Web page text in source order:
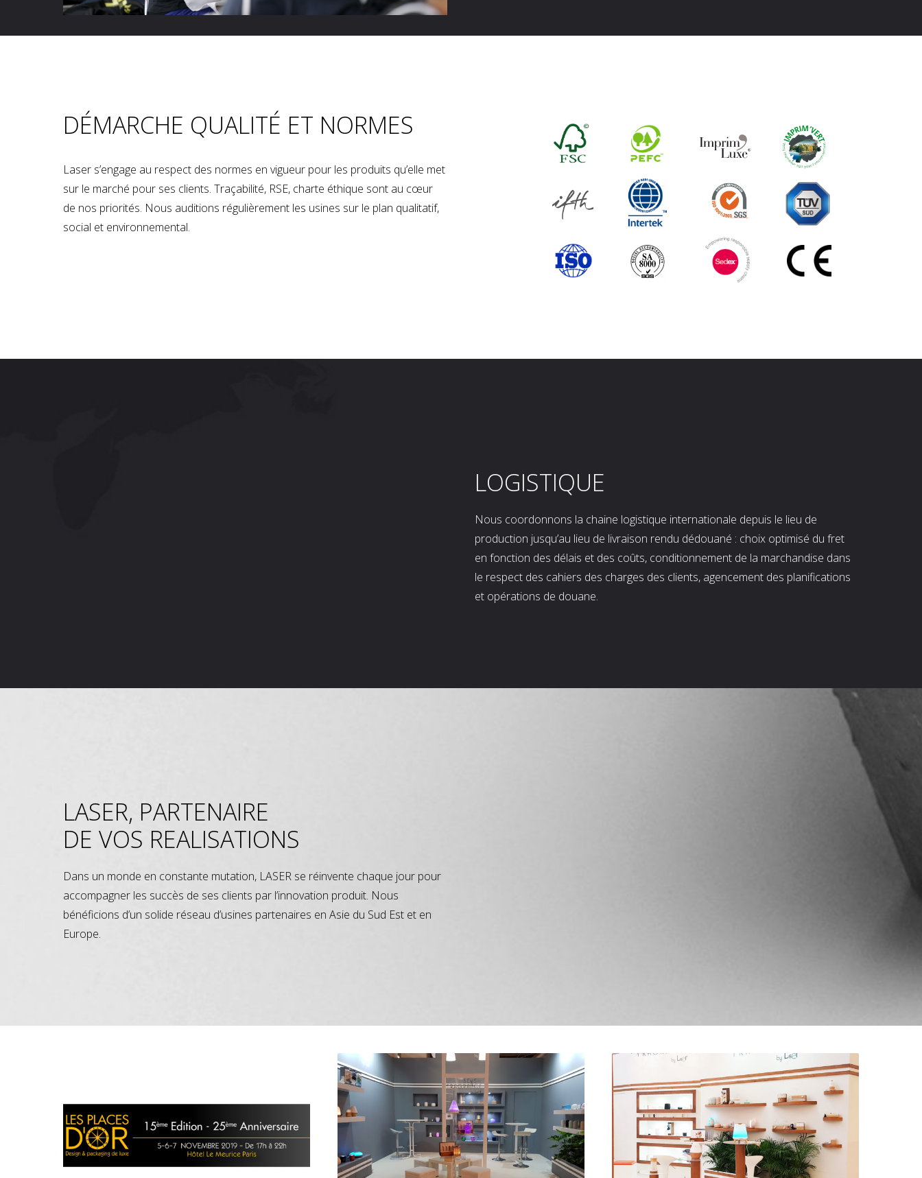
DÉMARCHE QUALITÉ ET NORMES
Laser s’engage au respect des normes en vigueur pour les produits qu’elle met
sur le marché pour ses clients. Traçabilité, RSE, charte éthique sont au cœur
de nos priorités. Nous auditions régulièrement les usines sur le plan qualitatif,
social et environnemental.
LOGISTIQUE
Nous coordonnons la chaine logistique internationale depuis le lieu de
production jusqu’au lieu de livraison rendu dédouané : choix optimisé du fret
en fonction des délais et des coûts, conditionnement de la marchandise dans
le respect des cahiers des charges des clients, agencement des planifications
et opérations de douane.
LASER, PARTENAIRE
DE VOS REALISATIONS
Dans un monde en constante mutation, LASER se réinvente chaque jour pour
accompagner les succès de ses clients par l’innovation produit. Nous
bénéficions d’un solide réseau d’usines partenaires en Asie du Sud Est et en
Europe.